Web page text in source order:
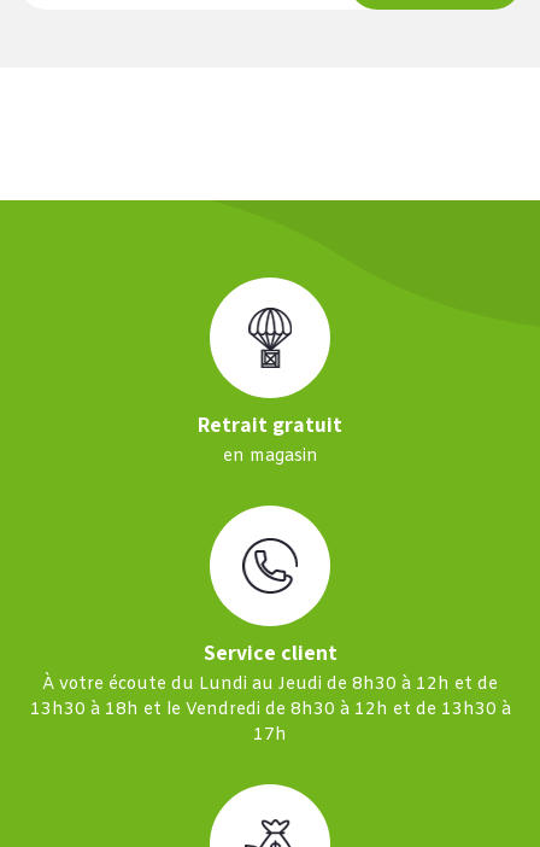
Retrait gratuit
en magasin
Service client
À votre écoute du Lundi au Jeudi de 8h30 à 12h et de
13h30 à 18h et le Vendredi de 8h30 à 12h et de 13h30 à
17h